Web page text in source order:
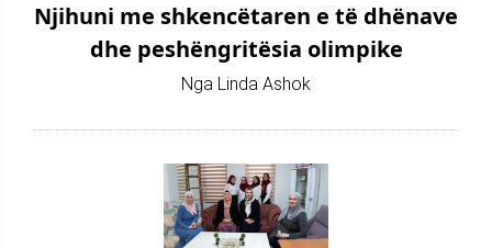
Njihuni me shkencëtaren e të dhënave
dhe peshëngritësia olimpike
Nga Linda Ashok